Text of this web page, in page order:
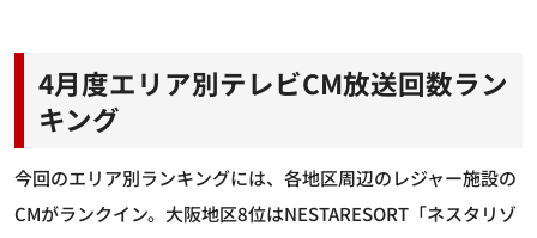
4月度エリア別テレビCM放送回数ラン
キング
今回のエリア別ランキングには、各地区周辺のレジャー施設の
CMがランクイン。大阪地区8位はNESTARESORT「ネスタリゾ